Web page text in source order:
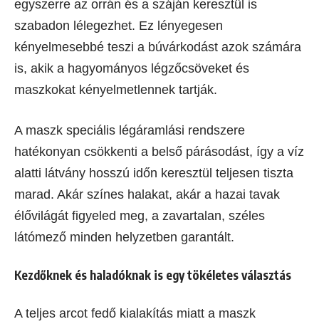
egyszerre az orrán és a száján keresztül is
szabadon lélegezhet. Ez lényegesen
kényelmesebbé teszi a búvárkodást azok számára
is, akik a hagyományos légzőcsöveket és
maszkokat kényelmetlennek tartják.
A maszk speciális légáramlási rendszere
hatékonyan csökkenti a belső párásodást, így a víz
alatti látvány hosszú időn keresztül teljesen tiszta
marad. Akár színes halakat, akár a hazai tavak
élővilágát figyeled meg, a zavartalan, széles
látómező minden helyzetben garantált.
Kezdőknek és haladóknak is egy tökéletes választás
A teljes arcot fedő kialakítás miatt a maszk